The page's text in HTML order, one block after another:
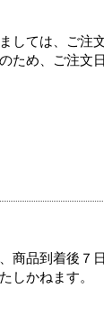
しては、ご注
ため、ご注文
商品到着後７
しかねます。